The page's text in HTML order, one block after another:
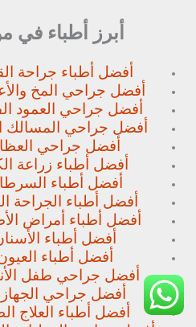
أبرز أطباء في
أفضل أطباء جراحة
أفضل جراحي المخ
أفضل جراحي العمود
أفضل جراحي المسالك
أفضل جراحي
أفضل أطباء زراعة
أفضل أطباء
أفضل أطباء الجراحة
أفضل أطباء أمراض
أفضل أطباء
أفضل أطباء
أفضل جراحي طفل
أفضل جراحي
أفضل أطباء العلاج